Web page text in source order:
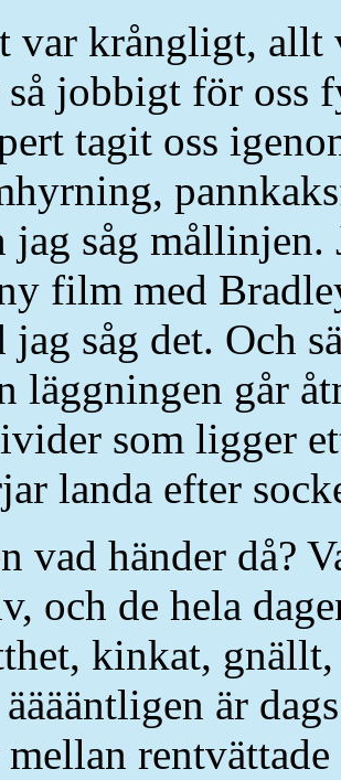
var krångligt, allt
så jobbigt för oss
tagit oss
jag såg mållinjen.
film med
jag såg det. Och
läggningen går
som ligger
landa efter
vad händer då?
och de hela
kinkat, gnällt,
är
mellan